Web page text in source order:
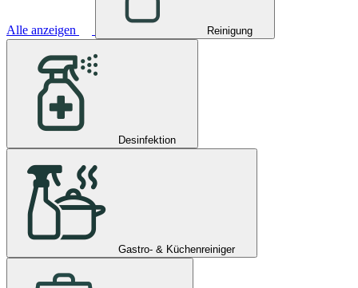
Alle anzeigen Reinigung
Desinfektion
Gastro- & Küchenreiniger